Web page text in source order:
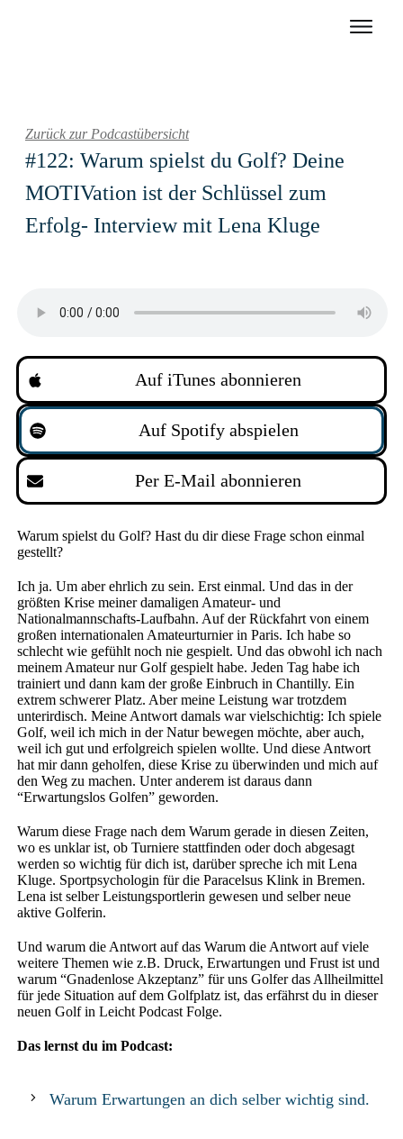
Zurück zur Podcastübersicht
#122: Warum spielst du Golf? Deine
MOTIVation ist der Schlüssel zum
Erfolg- Interview mit Lena Kluge
Auf iTunes abonnieren
Auf Spotify abspielen
Per E-Mail abonnieren
Warum spielst du Golf? Hast du dir diese Frage schon einmal
gestellt?
Ich ja. Um aber ehrlich zu sein. Erst einmal. Und das in der
größten Krise meiner damaligen Amateur- und
Nationalmannschafts-Laufbahn. Auf der Rückfahrt von einem
großen internationalen Amateurturnier in Paris. Ich habe so
schlecht wie gefühlt noch nie gespielt. Und das obwohl ich nach
meinem Amateur nur Golf gespielt habe. Jeden Tag habe ich
trainiert und dann kam der große Einbruch in Chantilly. Ein
extrem schwerer Platz. Aber meine Leistung war trotzdem
unterirdisch. Meine Antwort damals war vielschichtig: Ich spiele
Golf, weil ich mich in der Natur bewegen möchte, aber auch,
weil ich gut und erfolgreich spielen wollte. Und diese Antwort
hat mir dann geholfen, diese Krise zu überwinden und mich auf
den Weg zu machen. Unter anderem ist daraus dann
“Erwartungslos Golfen” geworden.
Warum diese Frage nach dem Warum gerade in diesen Zeiten,
wo es unklar ist, ob Turniere stattfinden oder doch abgesagt
werden so wichtig für dich ist, darüber spreche ich mit Lena
Kluge. Sportpsychologin für die Paracelsus Klink in Bremen.
Lena ist selber Leistungsportlerin gewesen und selber neue
aktive Golferin.
Und warum die Antwort auf das Warum die Antwort auf viele
weitere Themen wie z.B. Druck, Erwartungen und Frust ist und
warum “Gnadenlose Akzeptanz” für uns Golfer das Allheilmittel
für jede Situation auf dem Golfplatz ist, das erfährst du in dieser
neuen Golf in Leicht Podcast Folge.
Das lernst du im Podcast:
Warum Erwartungen an dich selber wichtig sind.